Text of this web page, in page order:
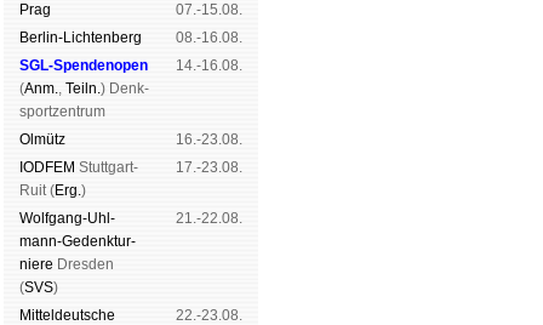
Prag
07.-15.08.
Berlin-Lich­ten­berg
08.-16.08.
SGL-Spenden­open
(Anm., Teiln.) Denk­
sport­zen­trum
14.-16.08.
Ol­mütz
16.-23.08.
IODFEM Stutt­gart-
Ruit (Erg.)
17.-23.08.
Wolf­gang-Uhl­
mann-Ge­denk­tur­
niere Dres­den
(SVS)
21.-22.08.
Mit­tel­deu­tsche 22.-23.08.